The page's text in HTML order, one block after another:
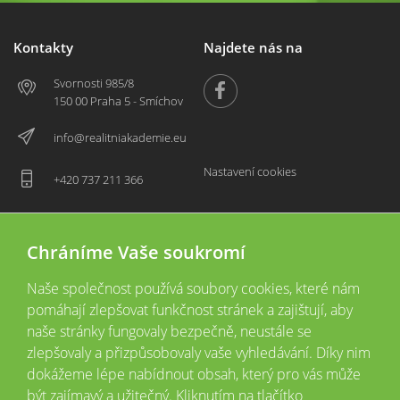
Kontakty
Svornosti 985/8
150 00 Praha 5 - Smíchov
info@realitniakademie.eu
+420 737 211 366
Najdete nás na
Nastavení cookies
2026 © CopyrightVšechna práva vyhrazena
Tyto webové stránky jsou provozovány společností Realitní akademie České
Chráníme Vaše soukromí
Naše společnost používá soubory cookies, které nám
pomáhají zlepšovat funkčnost stránek a zajištují, aby
naše stránky fungovaly bezpečně, neustále se
zlepšovaly a přizpůsobovaly vaše vyhledávání. Díky nim
dokážeme lépe nabídnout obsah, který pro vás může
být zajímavý a užitečný. Kliknutím na tlačítko